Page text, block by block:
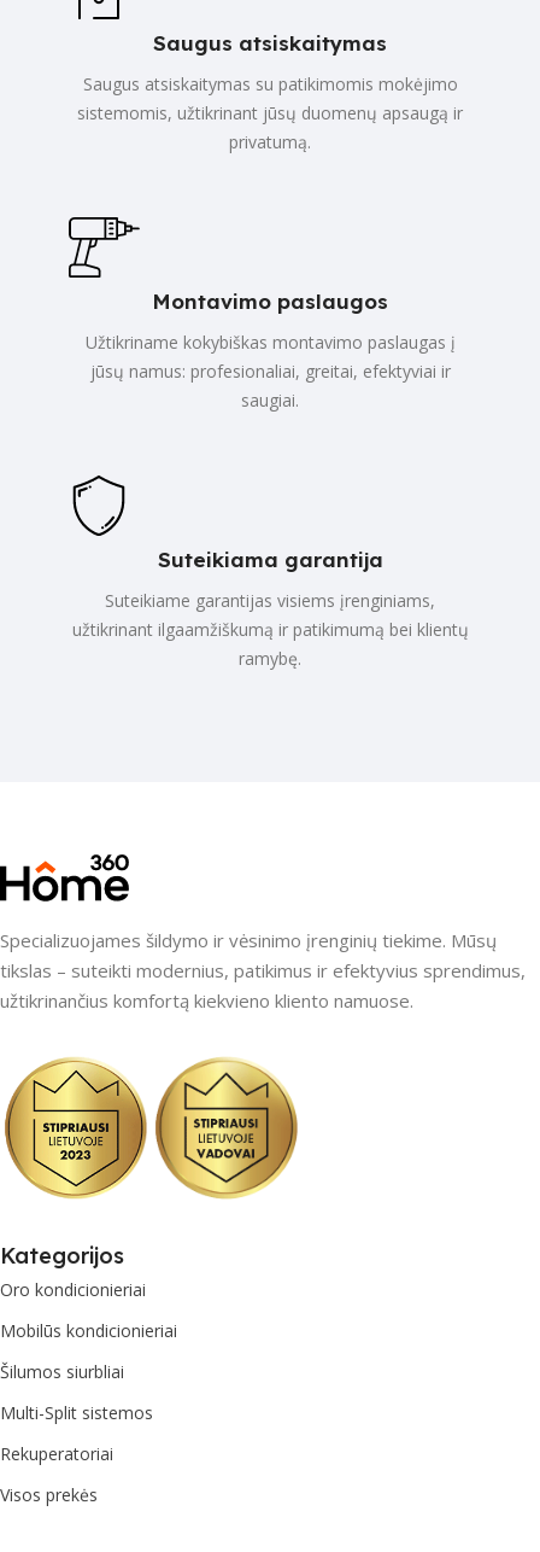
Saugus atsiskaitymas
Saugus atsiskaitymas su patikimomis mokėjimo
sistemomis, užtikrinant jūsų duomenų apsaugą ir
privatumą.
Montavimo paslaugos
Užtikriname kokybiškas montavimo paslaugas į
jūsų namus: profesionaliai, greitai, efektyviai ir
saugiai.
Suteikiama garantija
Suteikiame garantijas visiems įrenginiams,
užtikrinant ilgaamžiškumą ir patikimumą bei klientų
ramybę.
Specializuojames šildymo ir vėsinimo įrenginių tiekime. Mūsų
tikslas – suteikti modernius, patikimus ir efektyvius sprendimus,
užtikrinančius komfortą kiekvieno kliento namuose.
Kategorijos
Oro kondicionieriai
Mobilūs kondicionieriai
Šilumos siurbliai
Multi-Split sistemos
Rekuperatoriai
Visos prekės